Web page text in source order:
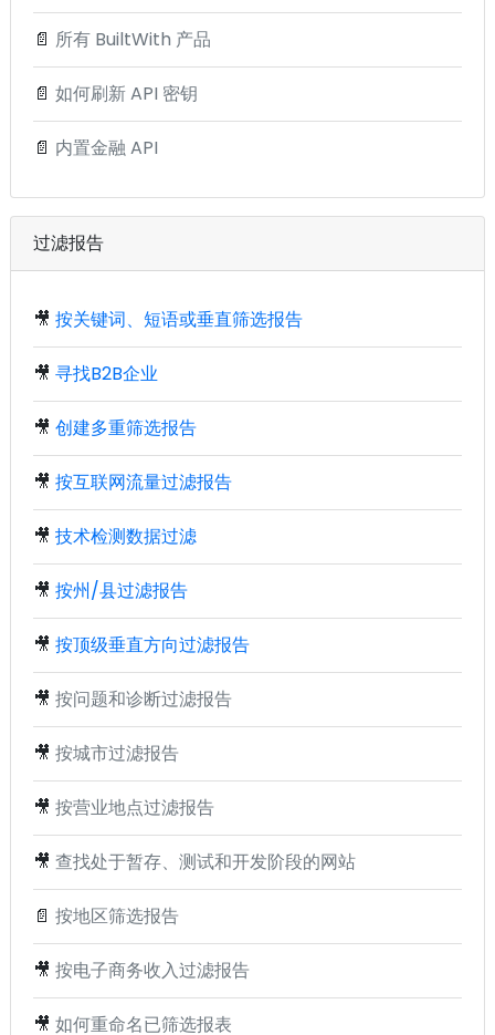
📄 所有 BuiltWith 产品
📄 如何刷新 API 密钥
📄 内置金融 API
过滤报告
🎥 按关键词、短语或垂直筛选报告
🎥 寻找B2B企业
🎥 创建多重筛选报告
🎥 按互联网流量过滤报告
🎥 技术检测数据过滤
🎥 按州/县过滤报告
🎥 按顶级垂直方向过滤报告
🎥 按问题和诊断过滤报告
🎥 按城市过滤报告
🎥 按营业地点过滤报告
🎥 查找处于暂存、测试和开发阶段的网站
📄 按地区筛选报告
🎥 按电子商务收入过滤报告
🎥 如何重命名已筛选报表